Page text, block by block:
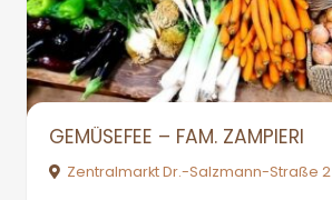
GEMÜSEFEE – FAM. ZAMPIERI
Zentralmarkt Dr.-Salzmann-Straße 2